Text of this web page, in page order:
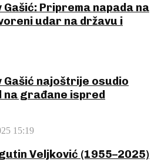
Priprema napada na
udar na državu i
najoštrije osudio
građane ispred
15:19
Veljković (1955–2025)